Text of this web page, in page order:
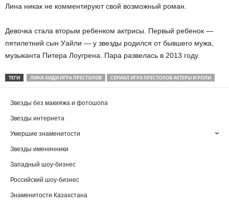
Лина никак не комментируют свой возможный роман.
Девочка стала вторым ребенком актрисы. Первый ребенок —
пятилетний сын Уайли — у звезды родился от бывшего мужа,
музыканта Питера Лоугрена. Пара развелась в 2013 году.
ТЕГИ ЛИНА ХИДИ ИГРА ПРЕСТОЛОВ СЕРИАЛ ИГРА ПРЕСТОЛОВ АКТЕРЫ И РОЛИ
Звезды без макияжа и фотошопа
Звезды интернета
Умершие знаменитости
Звезды именинники
Западный шоу-бизнес
Российский шоу-бизнес
Знаменитости Казахстана